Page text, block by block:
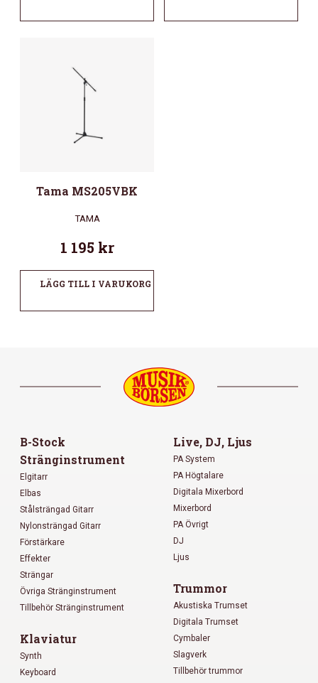
Tama MS205VBK
TAMA
1 195 kr
LÄGG TILL I VARUKORG
B-Stock
Stränginstrument
Elgitarr
Elbas
Stålsträngad Gitarr
Nylonsträngad Gitarr
Förstärkare
Effekter
Strängar
Övriga Stränginstrument
Tillbehör Stränginstrument
Klaviatur
Synth
Keyboard
Live, DJ, Ljus
PA System
PA Högtalare
Digitala Mixerbord
Mixerbord
PA Övrigt
DJ
Ljus
Trummor
Akustiska Trumset
Digitala Trumset
Cymbaler
Slagverk
Tillbehör trummor